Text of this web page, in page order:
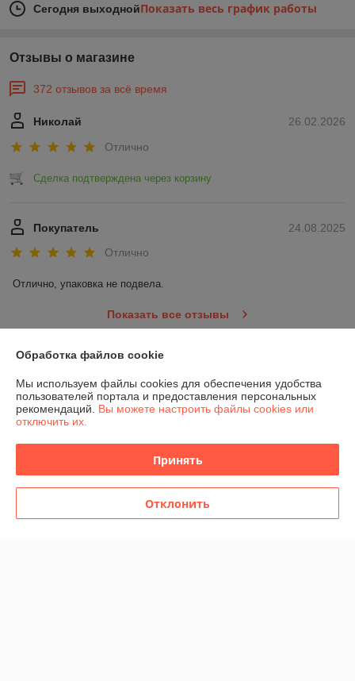
Сегодня выходнойПоказать весь график работы
Отзывы о магазине
372 отзывов за всё время
26.02.2026
Николай
Отлично
Сделка подтверждена через корзину
24.08.2025
Покупатель
Отлично
Отлично, упаковка не подвела.
Показать все отзывы
Контакты
Доставка и оплата
Полная версия сайта
Обработка файлов cookie
Мы используем файлы cookies для обеспечения удобства
пользователей портала и предоставления персональных
рекомендаций. Вы можете настроить файлы cookies или
отключить их.
Принять
Отклонить